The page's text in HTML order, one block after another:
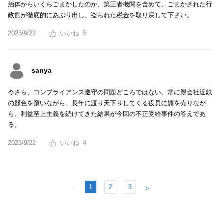
治体からいくらごまかしたのか、第三者機関を含めて、ごまかされた行
政側が徹底的にあぶり出し、盗られた税金を取り戻して下さい。
2023/9/22 5
sanya
今さら、コンプライアンス遵守の問題どころではない。常に親会社近鉄
の顔色を窺いながら、長年に渡り天下りしてくる役員に媚を売りなが
ら、利益至上主義を続けてきた結果が今回の不正受給事件の答えであ
る。
2023/9/22 4
＜ 1 2 3 ＞